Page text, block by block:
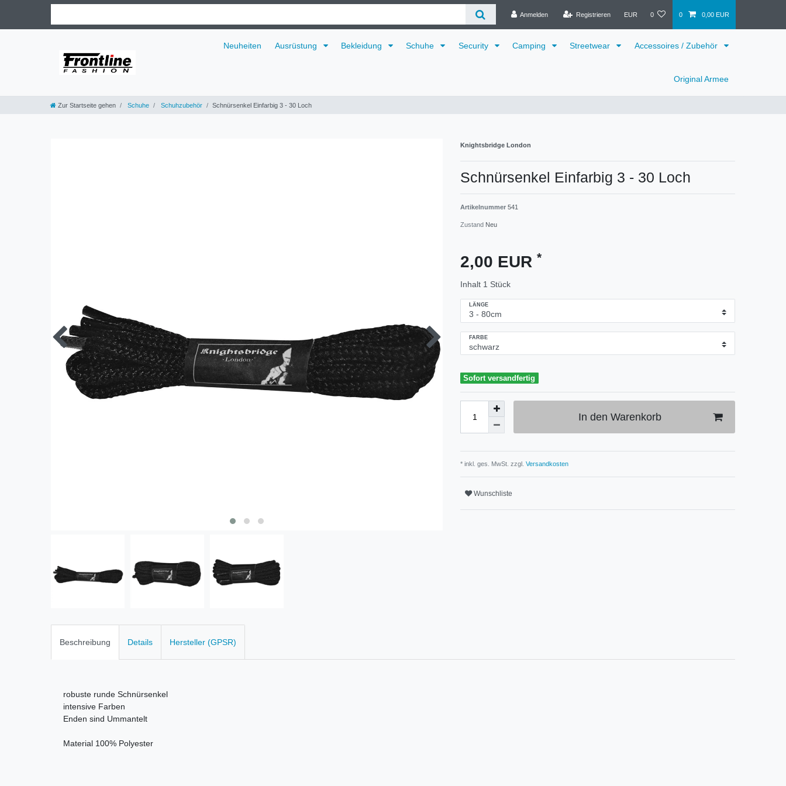
Anmelden Registrieren EUR 0 0 0,00 EUR
Neuheiten Ausrüstung Bekleidung Schuhe Security Camping Streetwear Accessoires / Zubehör
Original Armee
Zur Startseite gehen Schuhe Schuhzubehör Schnürsenkel Einfarbig 3 - 30 Loch
Knightsbridge London
Schnürsenkel Einfarbig 3 - 30 Loch
Artikelnummer 541
Zustand Neu
2,00 EUR *
Inhalt 1 Stück
LÄNGE
FARBE
Sofort versandfertig
In den Warenkorb
* inkl. ges. MwSt. zzgl. Versandkosten
Wunschliste
Beschreibung Details Hersteller (GPSR)
robuste runde Schnürsenkel
intensive Farben
Enden sind Ummantelt
Material 100% Polyester